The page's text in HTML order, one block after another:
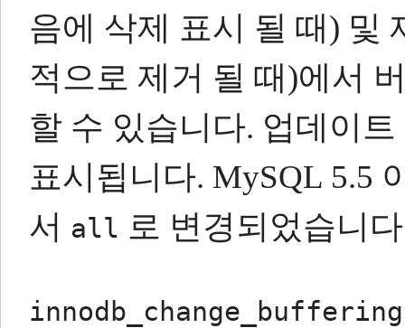
음에 삭제 표시 될 때) 및
적으로 제거 될 때)에서
할 수 있습니다. 업데이
표시됩니다. MySQL 5.5
서 all 로 변경되었습니
innodb_change_buffering